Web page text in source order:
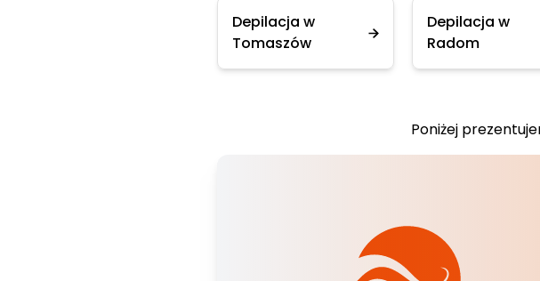
Depilacja w
Tomaszów
Depilacja w
Radom
Poniżej